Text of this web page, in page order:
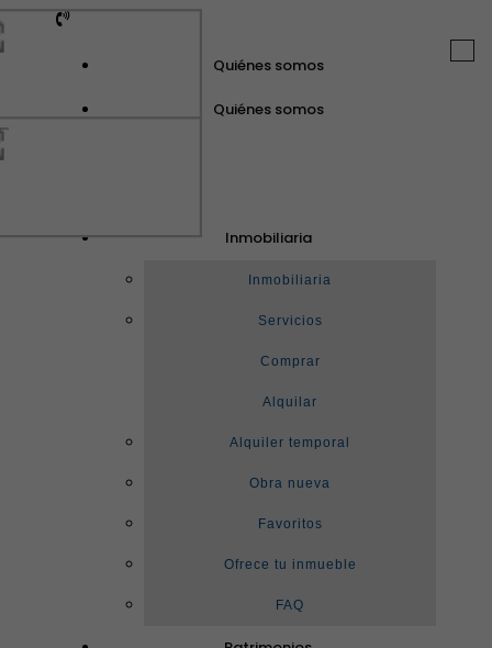
Quiénes somos
Quiénes somos
Inmobiliaria
Inmobiliaria
Servicios
Comprar
Alquilar
Alquiler temporal
Obra nueva
Favoritos
Ofrece tu inmueble
FAQ